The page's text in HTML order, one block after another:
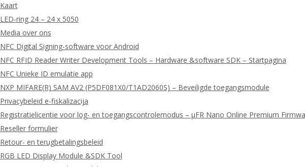
Kaart
LED-ring 24 – 24 x 5050
Media over ons
NFC Digital Signing-software voor Android
NFC RFID Reader Writer Development Tools – Hardware &software SDK – Startpagina
NFC Unieke ID emulatie app
NXP MIFARE(R) SAM AV2 (P5DF081X0/T1AD2060S) – Beveiligde toegangsmodule
Privacybeleid e-fiskalizacija
Registratielicentie voor log- en toegangscontrolemodus – μFR Nano Online Premium
Reseller formulier
Retour- en terugbetalingsbeleid
RGB LED Display Module &SDK Tool